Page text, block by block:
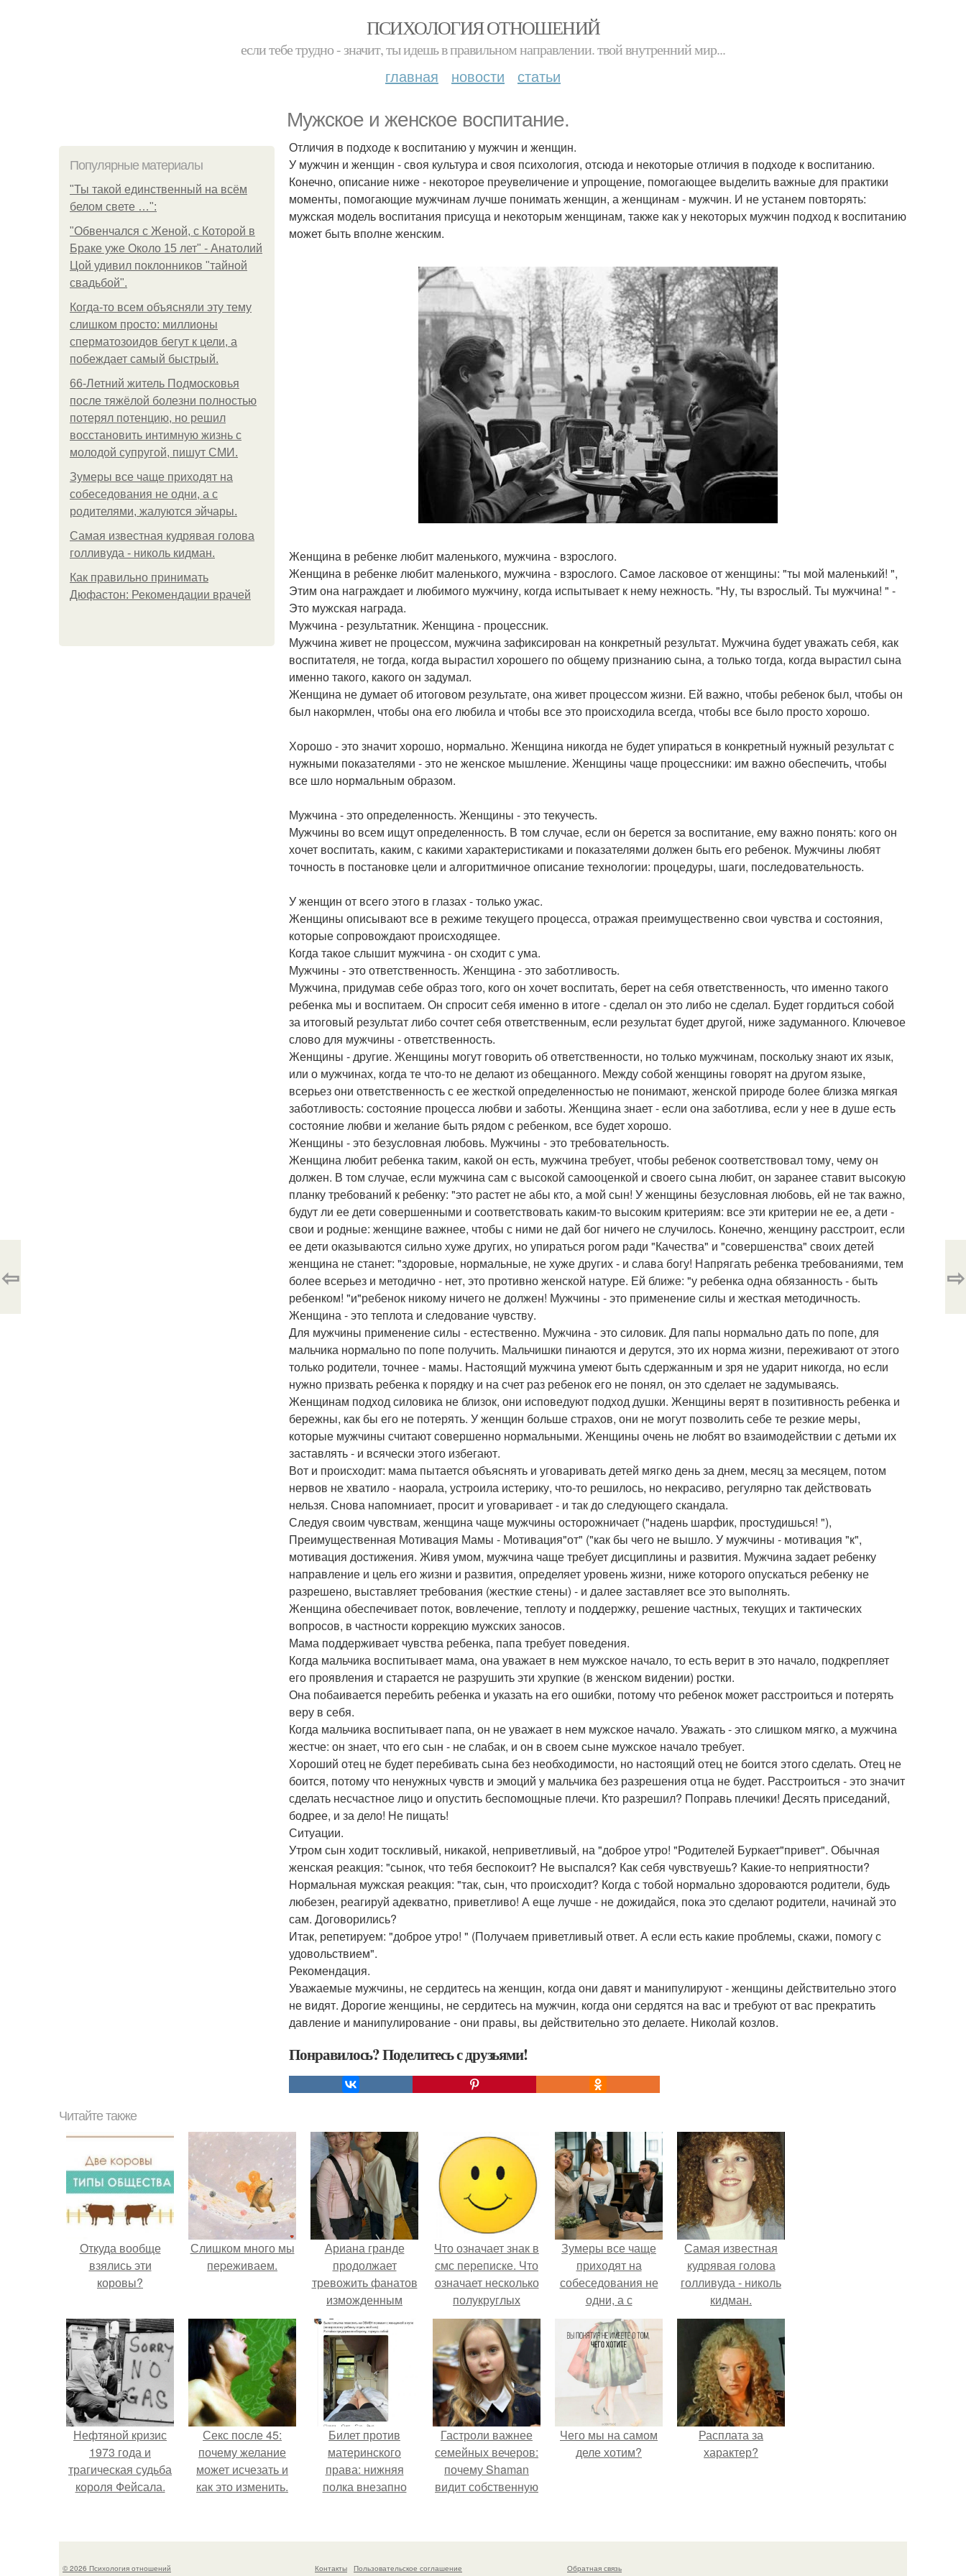
ПСИХОЛОГИЯ ОТНОШЕНИЙ
если тебе трудно - значит, ты идешь в правильном направлении. твой внутренний мир...
главная новости статьи
Мужское и женское воспитание.
Популярные материалы
"Ты такой единственный на всём
белом свете …":
"Обвенчался с Женой, с Которой в
Браке уже Около 15 лет" - Анатолий
Цой удивил поклонников "тайной
свадьбой".
Когда-то всем объясняли эту тему
слишком просто: миллионы
сперматозоидов бегут к цели, а
побеждает самый быстрый.
66-Летний житель Подмосковья
после тяжёлой болезни полностью
потерял потенцию, но решил
восстановить интимную жизнь с
молодой супругой, пишут СМИ.
Зумеры все чаще приходят на
собеседования не одни, а с
родителями, жалуются эйчары.
Самая известная кудрявая голова
голливуда - николь кидман.
Как правильно принимать
Дюфастон: Рекомендации врачей
Отличия в подходе к воспитанию у мужчин и женщин.
У мужчин и женщин - своя культура и своя психология, отсюда и некоторые отличия в подходе к воспитанию.
Конечно, описание ниже - некоторое преувеличение и упрощение, помогающее выделить важные для практики
моменты, помогающие мужчинам лучше понимать женщин, а женщинам - мужчин. И не устанем повторять:
мужская модель воспитания присуща и некоторым женщинам, также как у некоторых мужчин подход к воспитанию
может быть вполне женским.
Женщина в ребенке любит маленького, мужчина - взрослого.
Женщина в ребенке любит маленького, мужчина - взрослого. Самое ласковое от женщины: "ты мой маленький! ",
Этим она награждает и любимого мужчину, когда испытывает к нему нежность. "Ну, ты взрослый. Ты мужчина! " -
Это мужская награда.
Мужчина - результатник. Женщина - процессник.
Мужчина живет не процессом, мужчина зафиксирован на конкретный результат. Мужчина будет уважать себя, как
воспитателя, не тогда, когда вырастил хорошего по общему признанию сына, а только тогда, когда вырастил сына
именно такого, какого он задумал.
Женщина не думает об итоговом результате, она живет процессом жизни. Ей важно, чтобы ребенок был, чтобы он
был накормлен, чтобы она его любила и чтобы все это происходила всегда, чтобы все было просто хорошо.
Хорошо - это значит хорошо, нормально. Женщина никогда не будет упираться в конкретный нужный результат с
нужными показателями - это не женское мышление. Женщины чаще процессники: им важно обеспечить, чтобы
все шло нормальным образом.
Мужчина - это определенность. Женщины - это текучесть.
Мужчины во всем ищут определенность. В том случае, если он берется за воспитание, ему важно понять: кого он
хочет воспитать, каким, с какими характеристиками и показателями должен быть его ребенок. Мужчины любят
точность в постановке цели и алгоритмичное описание технологии: процедуры, шаги, последовательность.
У женщин от всего этого в глазах - только ужас.
Женщины описывают все в режиме текущего процесса, отражая преимущественно свои чувства и состояния,
которые сопровождают происходящее.
Когда такое слышит мужчина - он сходит с ума.
Мужчины - это ответственность. Женщина - это заботливость.
Мужчина, придумав себе образ того, кого он хочет воспитать, берет на себя ответственность, что именно такого
ребенка мы и воспитаем. Он спросит себя именно в итоге - сделал он это либо не сделал. Будет гордиться собой
за итоговый результат либо сочтет себя ответственным, если результат будет другой, ниже задуманного. Ключевое
слово для мужчины - ответственность.
Женщины - другие. Женщины могут говорить об ответственности, но только мужчинам, поскольку знают их язык,
или о мужчинах, когда те что-то не делают из обещанного. Между собой женщины говорят на другом языке,
всерьез они ответственность с ее жесткой определенностью не понимают, женской природе более близка мягкая
заботливость: состояние процесса любви и заботы. Женщина знает - если она заботлива, если у нее в душе есть
состояние любви и желание быть рядом с ребенком, все будет хорошо.
Женщины - это безусловная любовь. Мужчины - это требовательность.
Женщина любит ребенка таким, какой он есть, мужчина требует, чтобы ребенок соответствовал тому, чему он
должен. В том случае, если мужчина сам с высокой самооценкой и своего сына любит, он заранее ставит высокую
планку требований к ребенку: "это растет не абы кто, а мой сын! У женщины безусловная любовь, ей не так важно,
будут ли ее дети совершенными и соответствовать каким-то высоким критериям: все эти критерии не ее, а дети -
свои и родные: женщине важнее, чтобы с ними не дай бог ничего не случилось. Конечно, женщину расстроит, если
ее дети оказываются сильно хуже других, но упираться рогом ради "Качества" и "совершенства" своих детей
женщина не станет: "здоровые, нормальные, не хуже других - и слава богу! Напрягать ребенка требованиями, тем
более всерьез и методично - нет, это противно женской натуре. Ей ближе: "у ребенка одна обязанность - быть
ребенком! "и"ребенок никому ничего не должен! Мужчины - это применение силы и жесткая методичность.
Женщина - это теплота и следование чувству.
Для мужчины применение силы - естественно. Мужчина - это силовик. Для папы нормально дать по попе, для
мальчика нормально по попе получить. Мальчишки пинаются и дерутся, это их норма жизни, переживают от этого
только родители, точнее - мамы. Настоящий мужчина умеют быть сдержанным и зря не ударит никогда, но если
нужно призвать ребенка к порядку и на счет раз ребенок его не понял, он это сделает не задумываясь.
Женщинам подход силовика не близок, они исповедуют подход душки. Женщины верят в позитивность ребенка и
бережны, как бы его не потерять. У женщин больше страхов, они не могут позволить себе те резкие меры,
которые мужчины считают совершенно нормальными. Женщины очень не любят во взаимодействии с детьми их
заставлять - и всячески этого избегают.
Вот и происходит: мама пытается объяснять и уговаривать детей мягко день за днем, месяц за месяцем, потом
нервов не хватило - наорала, устроила истерику, что-то решилось, но некрасиво, регулярно так действовать
нельзя. Снова напомниает, просит и уговаривает - и так до следующего скандала.
Следуя своим чувствам, женщина чаще мужчины осторожничает ("надень шарфик, простудишься! "),
Преимущественная Мотивация Мамы - Мотивация"от" ("как бы чего не вышло. У мужчины - мотивация "к",
мотивация достижения. Живя умом, мужчина чаще требует дисциплины и развития. Мужчина задает ребенку
направление и цель его жизни и развития, определяет уровень жизни, ниже которого опускаться ребенку не
разрешено, выставляет требования (жесткие стены) - и далее заставляет все это выполнять.
Женщина обеспечивает поток, вовлечение, теплоту и поддержку, решение частных, текущих и тактических
вопросов, в частности коррекцию мужских заносов.
Мама поддерживает чувства ребенка, папа требует поведения.
Когда мальчика воспитывает мама, она уважает в нем мужское начало, то есть верит в это начало, подкрепляет
его проявления и старается не разрушить эти хрупкие (в женском видении) ростки.
Она побаивается перебить ребенка и указать на его ошибки, потому что ребенок может расстроиться и потерять
веру в себя.
Когда мальчика воспитывает папа, он не уважает в нем мужское начало. Уважать - это слишком мягко, а мужчина
жестче: он знает, что его сын - не слабак, и он в своем сыне мужское начало требует.
Хороший отец не будет перебивать сына без необходимости, но настоящий отец не боится этого сделать. Отец не
боится, потому что ненужных чувств и эмоций у мальчика без разрешения отца не будет. Расстроиться - это значит
сделать несчастное лицо и опустить беспомощные плечи. Кто разрешил? Поправь плечики! Десять приседаний,
бодрее, и за дело! Не пищать!
Ситуации.
Утром сын ходит тоскливый, никакой, неприветливый, на "доброе утро! "Родителей Буркает"привет". Обычная
женская реакция: "сынок, что тебя беспокоит? Не выспался? Как себя чувствуешь? Какие-то неприятности?
Нормальная мужская реакция: "так, сын, что происходит? Когда с тобой нормально здороваются родители, будь
любезен, реагируй адекватно, приветливо! А еще лучше - не дожидайся, пока это сделают родители, начинай это
сам. Договорились?
Итак, репетируем: "доброе утро! " (Получаем приветливый ответ. А если есть какие проблемы, скажи, помогу с
удовольствием".
Рекомендация.
Уважаемые мужчины, не сердитесь на женщин, когда они давят и манипулируют - женщины действительно этого
не видят. Дорогие женщины, не сердитесь на мужчин, когда они сердятся на вас и требуют от вас прекратить
давление и манипулирование - они правы, вы действительно это делаете. Николай козлов.
Понравилось? Поделитесь с друзьями!
⇦ ⇨
Читайте также
Откуда вообще
взялись эти
коровы?
Слишком много мы
пеpеживаем.
Ариана гранде
продолжает
тревожить фанатов
изможденным
Что означает знак в
смс переписке. Что
означает несколько
полукруглых
скобочек в конце
предложения?
Зумеры все чаще
приходят на
собеседования не
одни, а с
родителями,
жалуются эйчары.
Самая известная
кудрявая голова
голливуда - николь
кидман.
Нефтяной кризис
1973 года и
трагическая судьба
короля Фейсала.
Секс после 45:
почему желание
может исчезать и
как это изменить.
Билет против
материнского
права: нижняя
полка внезапно
Гастроли важнее
семейных вечеров:
почему Shaman
видит собственную
вживую.
Чего мы на самом
деле хотим?
Расплата за
характер?
© 2026 Психология отношений Контакты Пользовательское соглашение Обратная связь